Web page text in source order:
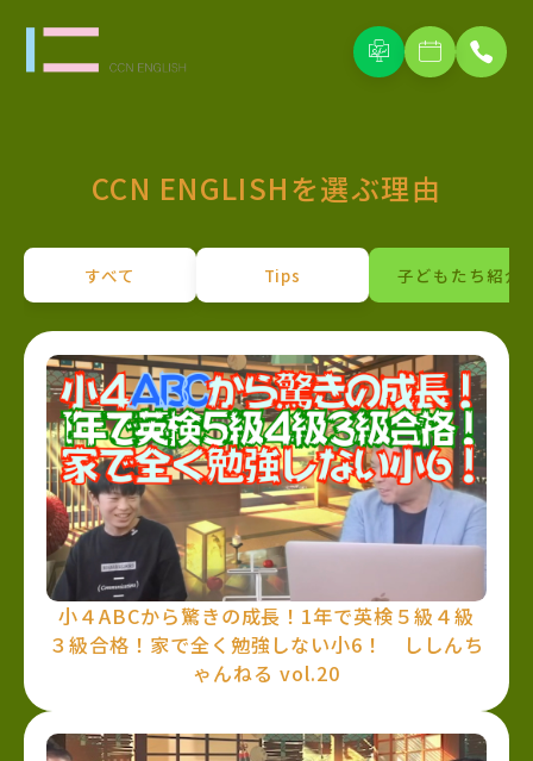
CCN ENGLISHを選ぶ理由
すべて Tips 子どもたち紹介
小４ABCから驚きの成長！1年で英検５級４級
３級合格！家で全く勉強しない小6！ ししんち
ゃんねる vol.20